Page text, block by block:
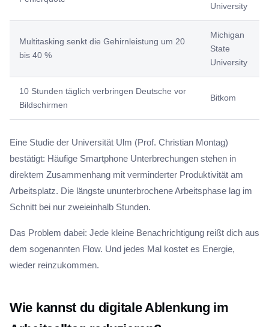
University
Multitasking senkt die Gehirnleistung um 20
bis 40 %
Michigan
State
University
10 Stunden täglich verbringen Deutsche vor
Bildschirmen
Bitkom
Eine Studie der Universität Ulm (Prof. Christian Montag)
bestätigt: Häufige Smartphone Unterbrechungen stehen in
direktem Zusammenhang mit verminderter Produktivität am
Arbeitsplatz. Die längste ununterbrochene Arbeitsphase lag im
Schnitt bei nur zweieinhalb Stunden.
Das Problem dabei: Jede kleine Benachrichtigung reißt dich aus
dem sogenannten Flow. Und jedes Mal kostet es Energie,
wieder reinzukommen.
Wie kannst du digitale Ablenkung im